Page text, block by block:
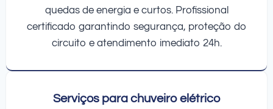
quedas de energia e curtos. Profissional
certificado garantindo segurança, proteção do
circuito e atendimento imediato 24h.
Serviços para chuveiro elétrico